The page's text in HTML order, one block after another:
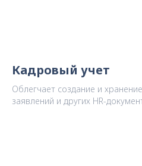
Кадровый учет
Облегчает создание и
заявлений и других HR-